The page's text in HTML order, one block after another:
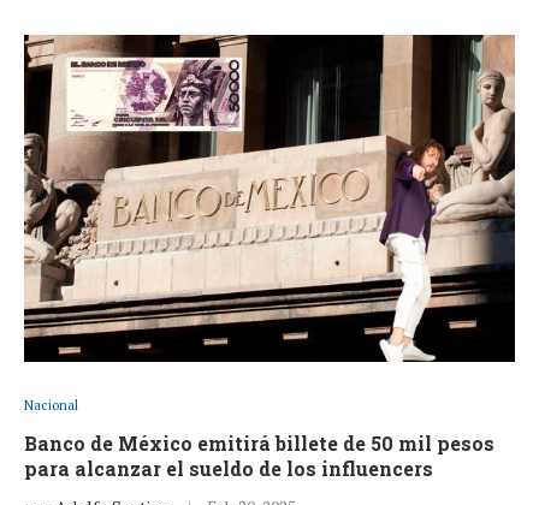
Nacional
Banco de México emitirá billete de 50 mil pesos
para alcanzar el sueldo de los influencers